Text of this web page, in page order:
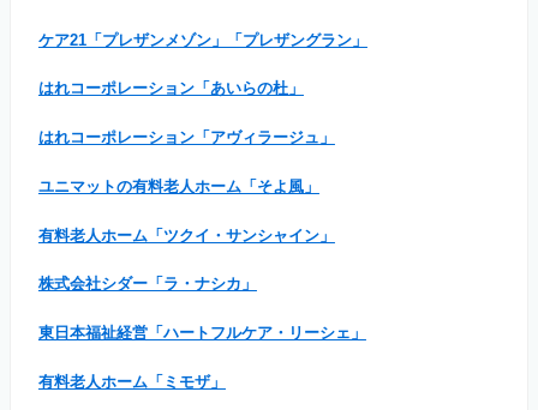
ケア21「プレザンメゾン」「プレザングラン」
はれコーポレーション「あいらの杜」
はれコーポレーション「アヴィラージュ」
ユニマットの有料老人ホーム「そよ風」
有料老人ホーム「ツクイ・サンシャイン」
株式会社シダー「ラ・ナシカ」
東日本福祉経営「ハートフルケア・リーシェ」
有料老人ホーム「ミモザ」